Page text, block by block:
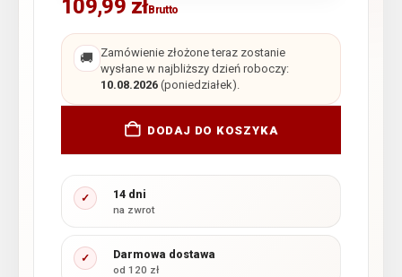
109,99 złBrutto
🚚 Zamówienie złożone teraz zostanie
wysłane w najbliższy dzień roboczy:
10.08.2026(poniedziałek).
DODAJ DO KOSZYKA
✓ 14 dni
na zwrot
✓ Darmowa dostawa
od 120 zł